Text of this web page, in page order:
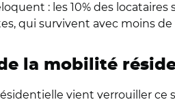
: les 10% des locataires
qui survivent avec moins de
la mobilité
vient verrouiller ce